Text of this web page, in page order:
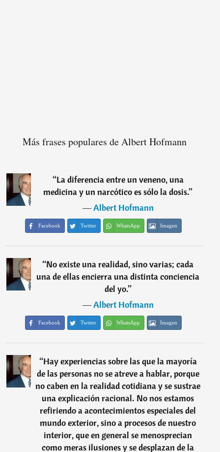
Más frases populares de Albert Hofmann
“La diferencia entre un veneno, una
medicina y un narcótico es sólo la dosis.”
―Albert Hofmann
Facebook Twitter WhatsApp Imagen
“No existe una realidad, sino varias; cada
una de ellas encierra una distinta conciencia
del yo.”
―Albert Hofmann
Facebook Twitter WhatsApp Imagen
“Hay experiencias sobre las que la mayoría
de las personas no se atreve a hablar, porque
no caben en la realidad cotidiana y se sustrae
una explicación racional. No nos estamos
refiriendo a acontecimientos especiales del
mundo exterior, sino a procesos de nuestro
interior, que en general se menosprecian
como meras ilusiones y se desplazan de la